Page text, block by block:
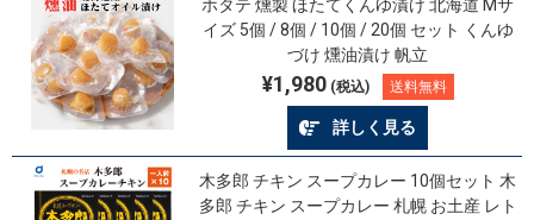
ホタテ 燻製 ほたてくんゆ漬け 北海道 Mサ
イズ 5個 / 8個 / 10個 / 20個 セット くんゆ
づけ 燻油漬け 帆立
¥1,980(税込) 送料無料
詳しく見る
木多郎 チキン スープカレー 10個セット 木
多郎 チキン スープカレー 札幌 お土産 レト